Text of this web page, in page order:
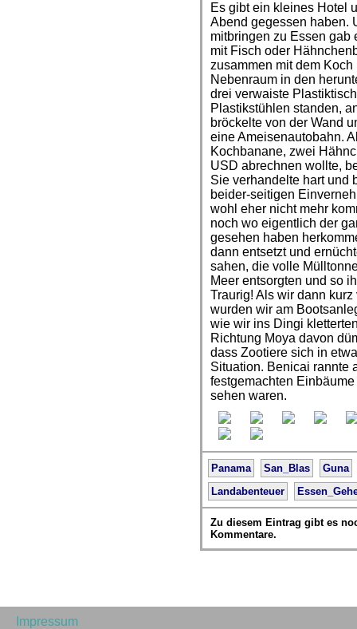
Es gibt ein kleines Hotel
Abend gegessen haben.
mitbringen zu Essen gab
mit Fisch oder
zusammen mit dem
Nebenraum in den
drei verwaiste
Plastikstühlen standen,
bröckelte von der Wand
eine Ameisenautobahn.
Kochbanane, zwei
USD abrechnen wollte,
Sie verhandelte hart und
beider-seitigen
wohl eher nicht mehr
noch wo eigentlich der
gesehen haben
dann entsetzt und
sahen, die volle
Meer entsorgten und so
Traurig! Als wir dann
wurden wir am
wie wir ins Dingi
Richtung Moya davon
dass Zootiere sich in
Situation. Benicai rannte
festgemachten
sehen waren.
Panama San_Blas
Guna
Landabenteuer
Zu diesem Eintrag gibt es
Kommentare.
Impressum